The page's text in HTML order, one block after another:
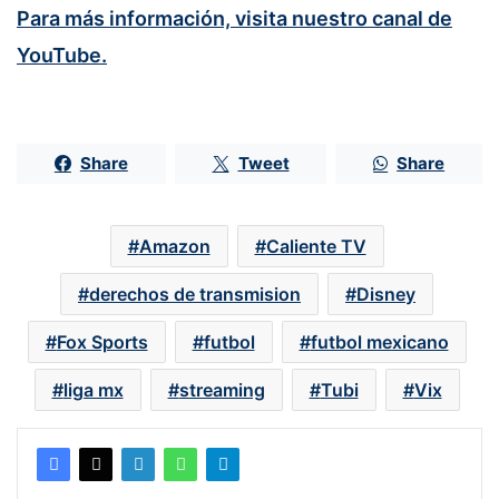
Para más información, visita nuestro canal de
YouTube.
Share Tweet Share
Amazon Caliente TV
derechos de transmision Disney
Fox Sports futbol futbol mexicano
liga mx streaming Tubi Vix